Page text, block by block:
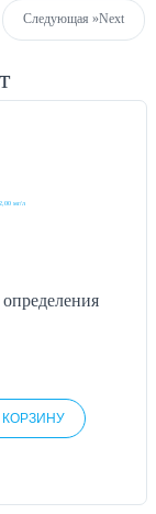
Следующая »Next
КОРЗИНУ